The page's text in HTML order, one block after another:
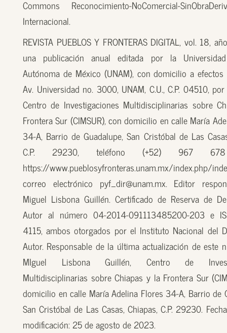
Commons Reconocimiento-NoComercial-
Internacional.
REVISTA PUEBLOS Y FRONTERAS DIGITAL, vol. 18,
una publicación anual editada por la
Autónoma de México (UNAM), con domicilio a
Av. Universidad no. 3000, UNAM, C.U., C.P. 04510,
Centro de Investigaciones Multidisciplinarias sobre
Frontera Sur (CIMSUR), con domicilio en calle María
34-A, Barrio de Guadalupe, San Cristóbal de Las
C.P. 29230, teléfono (+52) 967
https://www.pueblosyfronteras.unam.mx/index.php/
correo electrónico pyf_dir@unam.mx. Editor
Miguel Lisbona Guillén. Certificado de Reserva de
Autor al número 04-2014-091113485200-203 e
4115, ambos otorgados por el Instituto Nacional del
Autor. Responsable de la última actualización de este
MIguel Lisbona Guillén, Centro de
Multidisciplinarias sobre Chiapas y la Frontera Sur
domicilio en calle María Adelina Flores 34-A, Barrio de
San Cristóbal de Las Casas, Chiapas, C.P. 29230.
modificación: 25 de agosto de 2023.